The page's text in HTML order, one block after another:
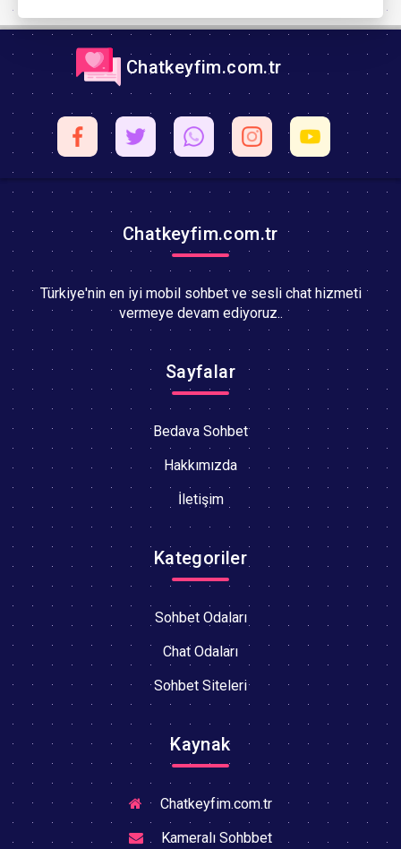
Chatkeyfim.com.tr
Chatkeyfim.com.tr
Türkiye'nin en iyi mobil sohbet ve sesli chat hizmeti
vermeye devam ediyoruz..
Sayfalar
Bedava Sohbet
Hakkımızda
İletişim
Kategoriler
Sohbet Odaları
Chat Odaları
Sohbet Siteleri
Kaynak
Chatkeyfim.com.tr
Kameralı Sohbbet